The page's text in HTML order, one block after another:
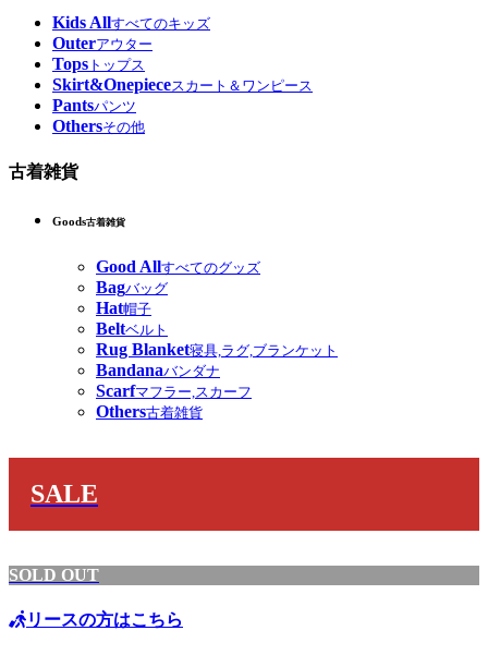
Kids Allすべてのキッズ
Outerアウター
Tops トップス
Skirt&Onepieceスカート＆ワンピース
Pantsパンツ
Othersその他
古着雑貨
Goods古着雑貨
Good Allすべてのグッズ
Bagバッグ
Hat帽子
Beltベルト
Rug Blanket寝具,ラグ,ブランケット
Bandanaバンダナ
Scarfマフラー,スカーフ
Others古着雑貨
SALE
SOLD OUT
リースの方はこちら